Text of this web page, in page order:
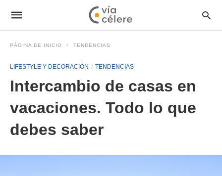
PÁGINA DE INICIO TENDENCIAS
LIFESTYLE Y DECORACIÓN TENDENCIAS
Intercambio de casas en
vacaciones. Todo lo que
debes saber